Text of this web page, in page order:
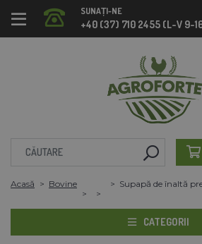
SUNAȚI-NE
+40 (37) 710 2455 (L-V 9-
Acasă Bovine Supapă de înaltă
CATEGORII